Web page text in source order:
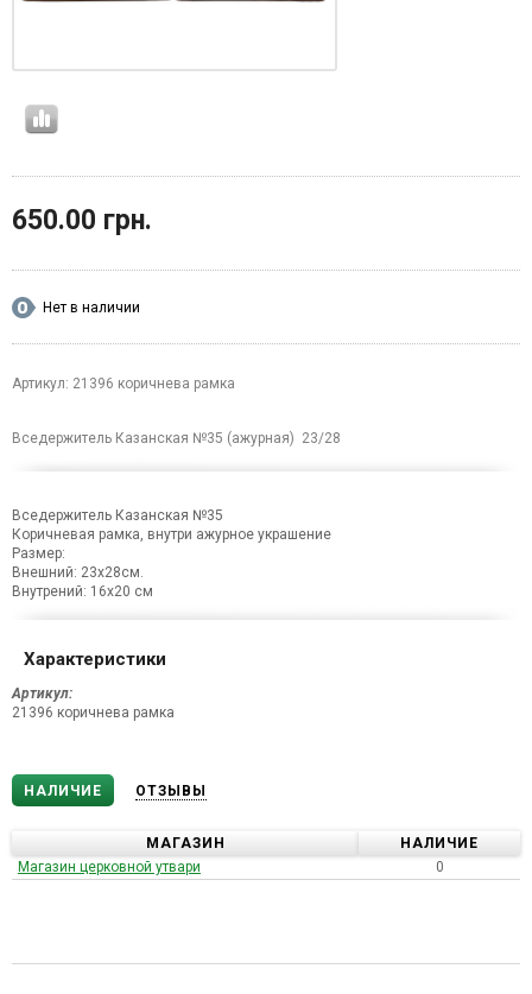
650.00 грн.
Нет в наличии
Артикул: 21396 коричнева рамка
Вседержитель Казанская №35 (ажурная) 23/28
Вседержитель Казанская №35
Коричневая рамка, внутри ажурное украшение
Размер:
Внешний: 23х28см.
Внутрений: 16х20 см
Характеристики
Артикул:
21396 коричнева рамка
НАЛИЧИЕ ОТЗЫВЫ
МАГАЗИН
НАЛИЧИЕ
Магазин церковной утвари
0